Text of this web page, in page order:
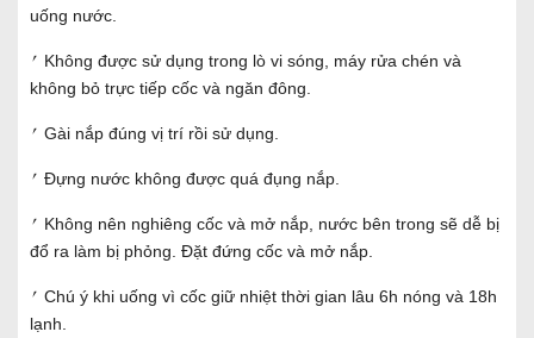
uống nước.
⎖ Không được sử dụng trong lò vi sóng, máy rửa chén và
không bỏ trực tiếp cốc và ngăn đông.
⎖ Gài nắp đúng vị trí rồi sử dụng.
⎖ Đựng nước không được quá đụng nắp.
⎖ Không nên nghiêng cốc và mở nắp, nước bên trong sẽ dễ bị
đổ ra làm bị phỏng. Đặt đứng cốc và mở nắp.
⎖ Chú ý khi uống vì cốc giữ nhiệt thời gian lâu 6h nóng và 18h
lạnh.